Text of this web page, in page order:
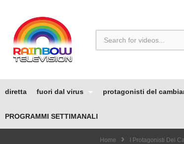
diretta fuori dal virus protagonisti del
PROGRAMMI SETTIMANALI
Home I Protagonisti Del